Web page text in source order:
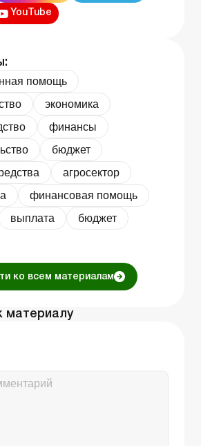
YouTube
помощь
экономика
финансы
бюджет
агросектор
финансовая помощь
выплата
бюджет
ко всем материалам
материалу